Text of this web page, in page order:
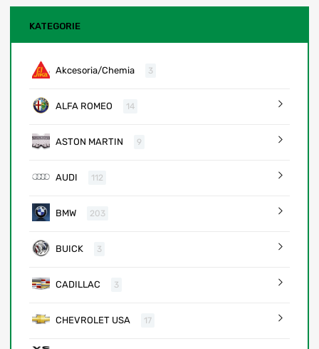
KATEGORIE
Akcesoria/Chemia 3
ALFA ROMEO 14
ASTON MARTIN 9
AUDI 112
BMW 203
BUICK 3
CADILLAC 3
CHEVROLET USA 17